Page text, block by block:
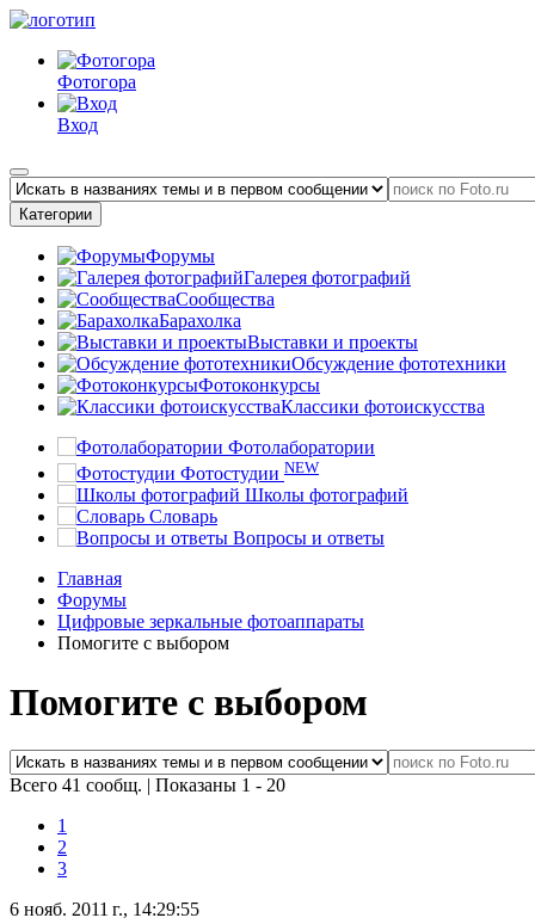
Фотогора
Вход
Категории
Форумы
Галерея фотографий
Сообщества
Барахолка
Выставки и проекты
Обсуждение фототехники
Фотоконкурсы
Классики фотоискусства
Фотолаборатории
Фотостудии NEW
Школы фотографий
Словарь
Вопросы и ответы
Главная
Форумы
Цифровые зеркальные фотоаппараты
Помогите с выбором
Помогите с выбором
Всего 41 сообщ. | Показаны 1 - 20
1
2
3
6 нояб. 2011 г., 14:29:55